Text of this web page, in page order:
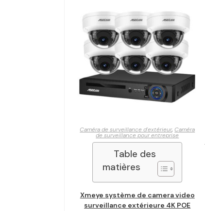
Caméra de surveillance d'extérieur, Caméra
de surveillance pour entreprise
Table des
matières
Xmeye système de camera video
surveillance extérieure 4K POE